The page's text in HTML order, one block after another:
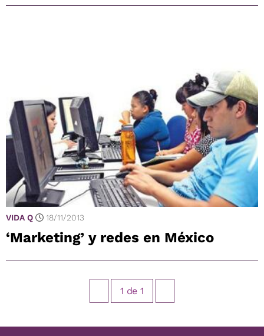
VIDA Q 18/11/2013
‘Marketing’ y redes en México
1 de 1